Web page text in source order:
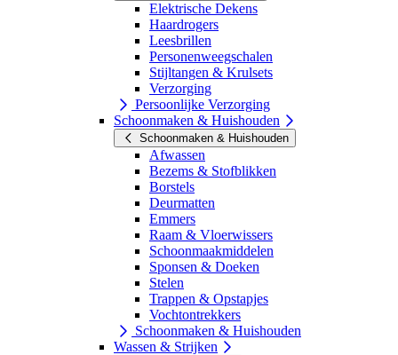
Elektrische Dekens
Haardrogers
Leesbrillen
Personenweegschalen
Stijltangen & Krulsets
Verzorging
Persoonlijke Verzorging
Schoonmaken & Huishouden
Schoonmaken & Huishouden
Afwassen
Bezems & Stofblikken
Borstels
Deurmatten
Emmers
Raam & Vloerwissers
Schoonmaakmiddelen
Sponsen & Doeken
Stelen
Trappen & Opstapjes
Vochtontrekkers
Schoonmaken & Huishouden
Wassen & Strijken